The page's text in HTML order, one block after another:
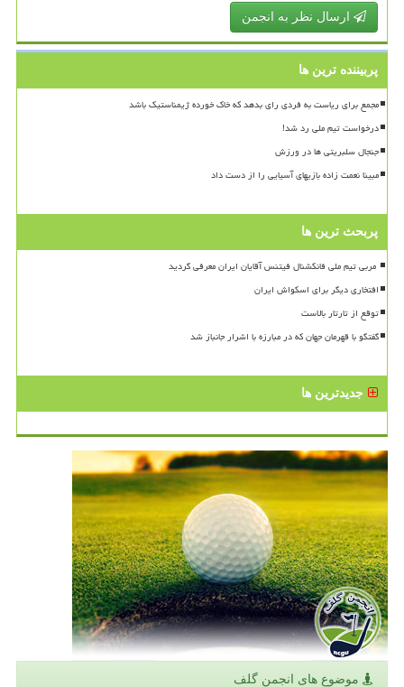
ارسال نظر به انجمن
پربیننده ترین ها
مجمع برای ریاست به فردی رای بدهد که خاک خورده ژیمناستیک باشد
درخواست تیم ملی رد شد!
جنجال سلبریتی ها در ورزش
مبینا نعمت زاده بازیهای آسیایی را از دست داد
پربحث ترین ها
افتخاری دیگر برای اسکواش ایران
توقع از تارتار بالاست
گفتگو با قهرمان جهان که در مبارزه با اشرار جانباز شد
جدیدترین ها
موضوع های انجمن گلف